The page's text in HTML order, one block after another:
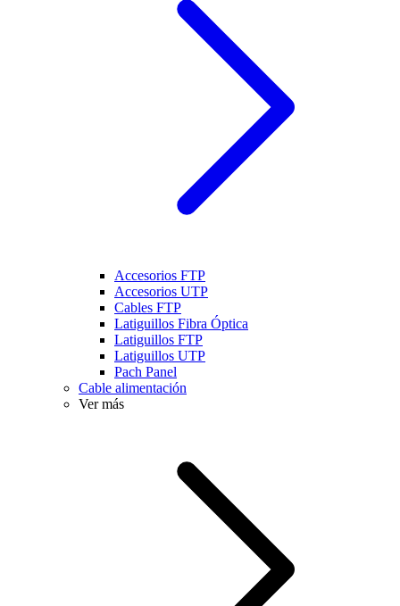
Accesorios FTP
Accesorios UTP
Cables FTP
Latiguillos Fibra Óptica
Latiguillos FTP
Latiguillos UTP
Pach Panel
Cable alimentación
Ver más